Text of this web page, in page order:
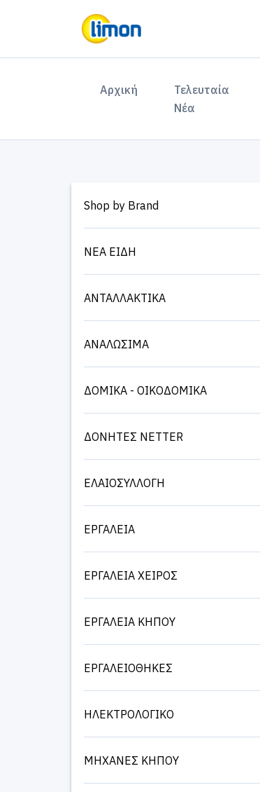
Αρχική (current)Τελευταία
Νέα
Shop by Brand
ΝΕΑ ΕΙΔΗ
ΑΝΤΑΛΛΑΚΤΙΚΑ
ΑΝΑΛΩΣΙΜΑ
ΔΟΜΙΚΑ - ΟΙΚΟΔΟΜΙΚΑ
ΔΟΝΗΤΕΣ NETTER
ΕΛΑΙΟΣΥΛΛΟΓΗ
ΕΡΓΑΛΕΙΑ
ΕΡΓΑΛΕΙΑ ΧΕΙΡΟΣ
ΕΡΓΑΛΕΙΑ ΚΗΠΟΥ
ΕΡΓΑΛΕΙΟΘΗΚΕΣ
ΗΛΕΚΤΡΟΛΟΓΙΚΟ
ΜΗΧΑΝΕΣ ΚΗΠΟΥ